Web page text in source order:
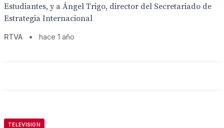
Estudiantes, y a Ángel Trigo, director del Secretariado de
Estrategia Internacional
RTVA • hace 1 año
TELEVISION